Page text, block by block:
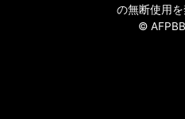
の無断使用を
©